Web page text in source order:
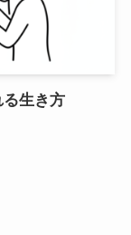
生き方